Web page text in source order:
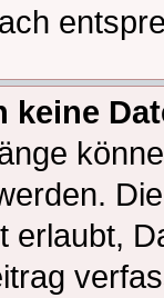
keine
erlaubt,